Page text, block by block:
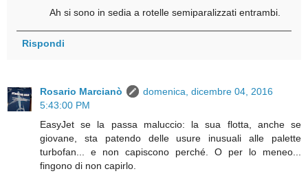
Ah si sono in sedia a rotelle semiparalizzati entrambi.
Rispondi
Rosario Marcianò
domenica, dicembre 04, 2016
5:43:00 PM
EasyJet se la passa maluccio: la sua flotta, anche se
giovane, sta patendo delle usure inusuali alle palette
turbofan... e non capiscono perché. O per lo meneo...
fingono di non capirlo.